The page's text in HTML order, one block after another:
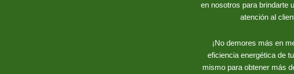
en nosotros para brindarte
atención al
¡No demores más en
eficiencia energética de
mismo para obtener más